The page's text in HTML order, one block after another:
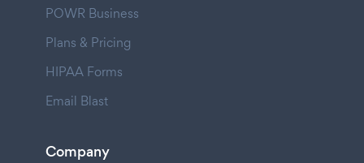
POWR Business
Plans & Pricing
HIPAA Forms
Email Blast
Company